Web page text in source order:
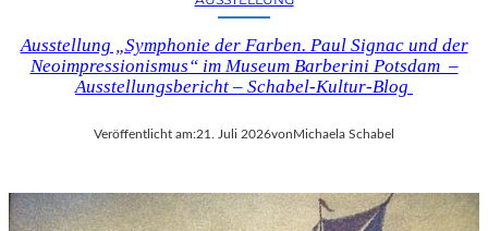
Ausstellung „Symphonie der Farben. Paul Signac und der
Neoimpressionismus“ im Museum Barberini Potsdam –
Ausstellungsbericht – Schabel-Kultur-Blog
Veröffentlicht am:21. Juli 2026vonMichaela Schabel